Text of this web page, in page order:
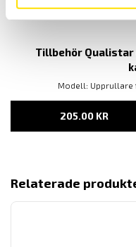
Tillbehör Qualistar
Modell: Upprullare
205.00 KR
Relaterade